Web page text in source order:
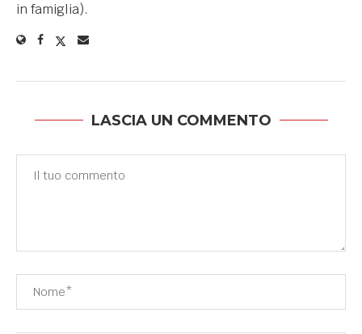
in famiglia).
LASCIA UN COMMENTO